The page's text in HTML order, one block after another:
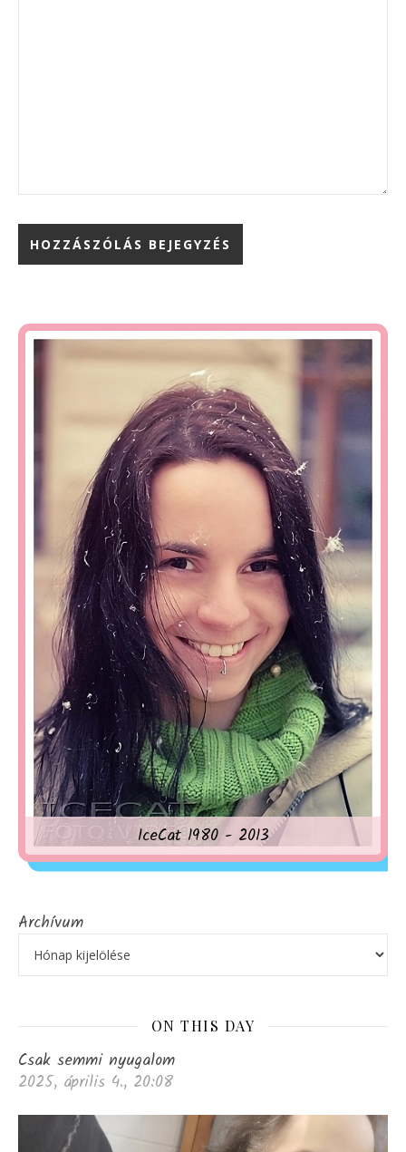
IceCat 1980 - 2013
Archívum
ON THIS DAY
Csak semmi nyugalom
2025, április 4., 20:08